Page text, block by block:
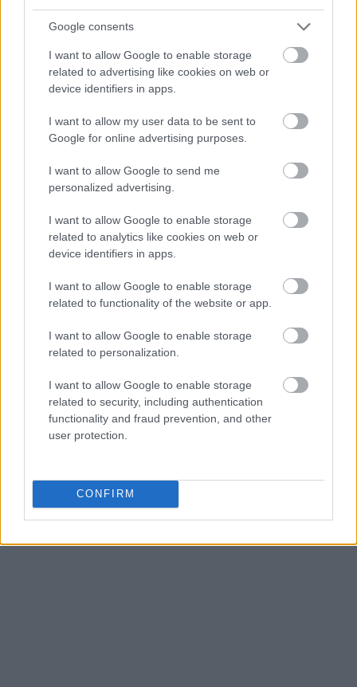
Google consents
I want to allow Google to enable storage
related to advertising like cookies on web or
device identifiers in apps.
I want to allow my user data to be sent to
Google for online advertising purposes.
I want to allow Google to send me
personalized advertising.
I want to allow Google to enable storage
related to analytics like cookies on web or
device identifiers in apps.
I want to allow Google to enable storage
related to functionality of the website or app.
I want to allow Google to enable storage
related to personalization.
I want to allow Google to enable storage
related to security, including authentication
functionality and fraud prevention, and other
user protection.
CONFIRM